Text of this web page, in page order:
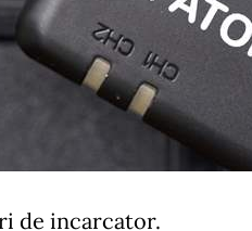
de incarcator.